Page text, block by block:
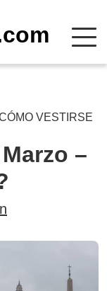
VESTIRSE
–